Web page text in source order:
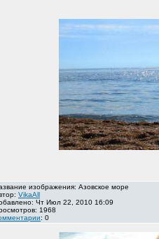
изображения: Азовское море
VikaAll
Чт Июл 22, 2010 16:09
1968
: 0